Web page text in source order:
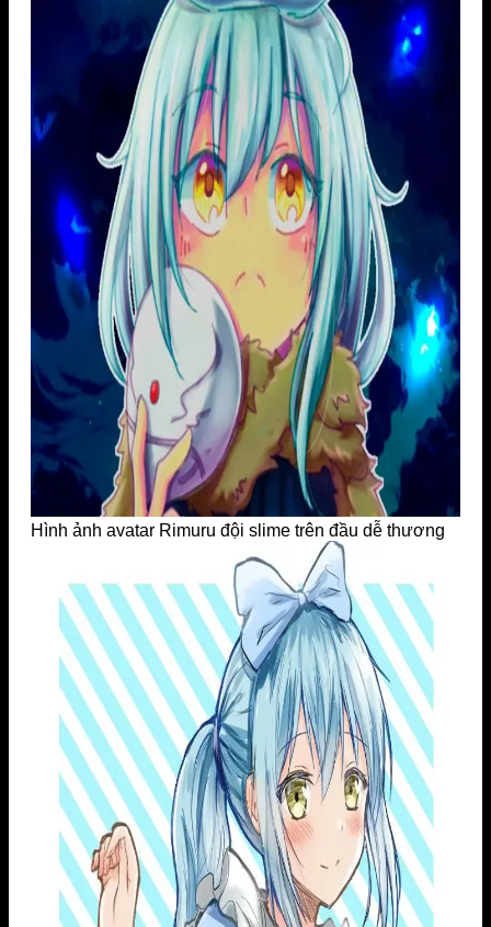
Hình ảnh avatar Rimuru đội slime trên đầu dễ thương